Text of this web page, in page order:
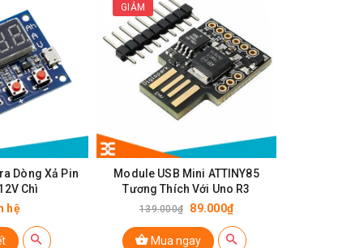
Dòng Xả Pin
Chì
hệ
GIẢM
Module USB Mini ATTINY85
Tương Thích Với Uno R3
139.000₫ 89.000₫
Mua ngay